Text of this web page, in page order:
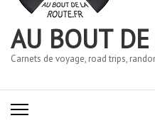
AU BOUT
Carnets de voyage, road trips,